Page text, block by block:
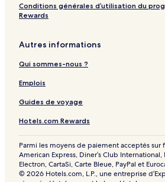
Conditions générales d’utilisation du
Rewards
Autres informations
Qui sommes-nous ?
Emplois
Guides de voyage
Hotels.com Rewards
Parmi les moyens de paiement acceptés sur
American Express, Diner’s Club International,
Electron, CartaSi, Carte Bleue, PayPal et
© 2026 Hotels.com, L.P., une entreprise